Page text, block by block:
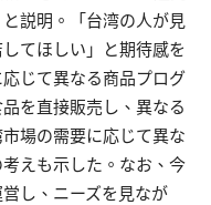
説明。「台湾の人が見
てほしい」と期待感を
じて異なる商品プログ
を直接販売し、異なる
場の需要に応じて異な
えも示した。なお、今
し、ニーズを見なが